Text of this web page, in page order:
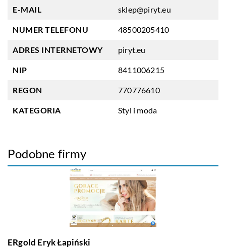
E-MAIL sklep@piryt.eu
NUMER TELEFONU 48500205410
ADRES INTERNETOWY piryt.eu
NIP 8411006215
REGON 770776610
KATEGORIA Styl i moda
Podobne firmy
ERgold Eryk Łapiński